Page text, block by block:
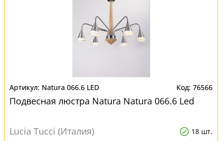
Natura 066.6 LED 76566
Подвесная люстра Natura Natura 066.6 Led
Lucia Tucci (Италия) 18 шт.